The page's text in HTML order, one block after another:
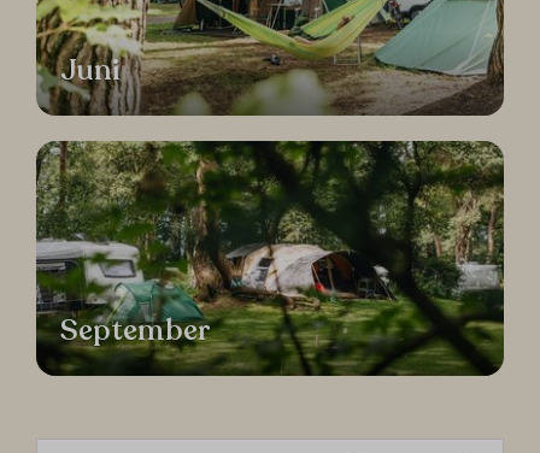
Juni
September